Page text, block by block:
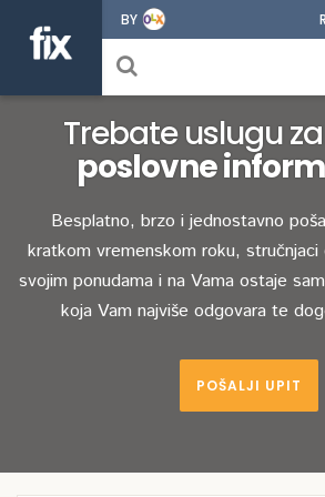
BY
Trebate uslugu za
poslovne
Besplatno, brzo i jednostavno
kratkom vremenskom roku,
svojim ponudama i na Vama ostaje
koja Vam najviše odgovara te
POŠALJI UPIT